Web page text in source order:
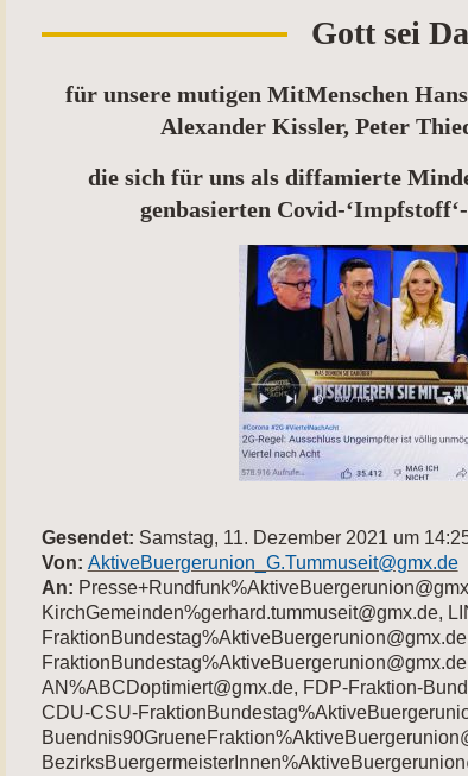
Gott sei
für unsere mutigen MitMenschen
Alexander Kissler, Peter
die sich für uns als diffamierte
genbasierten Covid-
Gesendet: Samstag, 11. Dezember 2021 um
Von: AktiveBuergerunion_G.Tummuseit@gmx.de
An:
KirchGemeinden%gerhard.tummuseit@gmx.de,
AN%ABCDoptimiert@gmx.de, FDP-Fraktion-
CDU-CSU-